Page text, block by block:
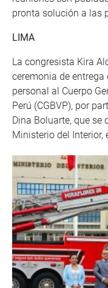
pronta solución a las
LIMA
La congresista Kira
ceremonia de
personal al Cuerpo
Perú (CGBVP), por
Dina Boluarte, que se
Ministerio del Interior,